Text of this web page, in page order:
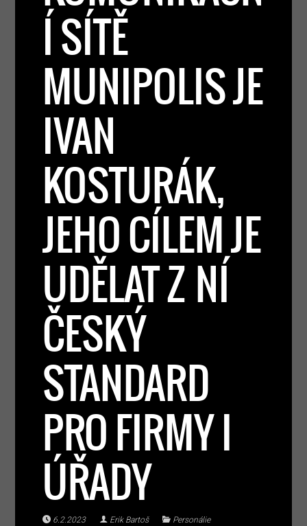
Í SÍTĚ
MUNIPOLIS JE
IVAN
KOSTURÁK,
JEHO CÍLEM JE
UDĚLAT Z NÍ
ČESKÝ
STANDARD
PRO FIRMY I
ÚŘADY
6.2.2023 Erik Bartoš Personálie